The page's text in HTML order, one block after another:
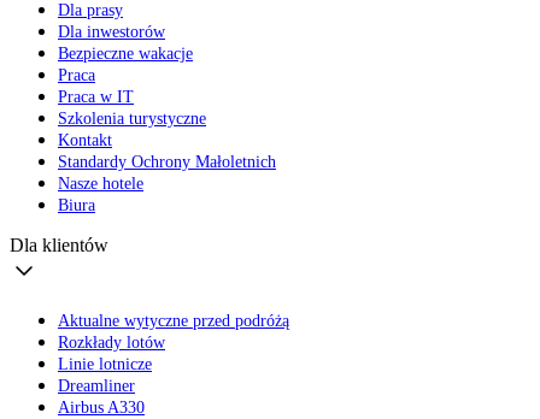
Dla prasy
Dla inwestorów
Bezpieczne wakacje
Praca
Praca w IT
Szkolenia turystyczne
Kontakt
Standardy Ochrony Małoletnich
Nasze hotele
Biura
Dla klientów
Aktualne wytyczne przed podróżą
Rozkłady lotów
Linie lotnicze
Dreamliner
Airbus A330